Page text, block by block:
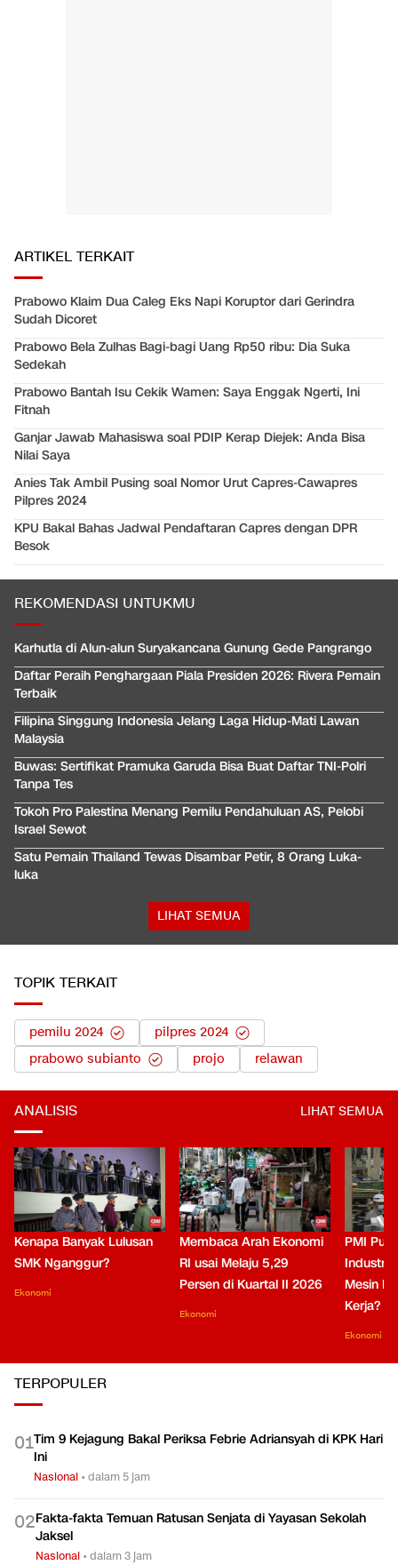
ARTIKEL TERKAIT
Prabowo Klaim Dua Caleg Eks Napi Koruptor dari Gerindra
Sudah Dicoret
Prabowo Bela Zulhas Bagi-bagi Uang Rp50 ribu: Dia Suka
Sedekah
Prabowo Bantah Isu Cekik Wamen: Saya Enggak Ngerti, Ini
Fitnah
Ganjar Jawab Mahasiswa soal PDIP Kerap Diejek: Anda Bisa
Nilai Saya
Anies Tak Ambil Pusing soal Nomor Urut Capres-Cawapres
Pilpres 2024
KPU Bakal Bahas Jadwal Pendaftaran Capres dengan DPR
Besok
REKOMENDASI UNTUKMU
Karhutla di Alun-alun Suryakancana Gunung Gede Pangrango
Daftar Peraih Penghargaan Piala Presiden 2026: Rivera Pemain
Terbaik
Filipina Singgung Indonesia Jelang Laga Hidup-Mati Lawan
Malaysia
Buwas: Sertifikat Pramuka Garuda Bisa Buat Daftar TNI-Polri
Tanpa Tes
Tokoh Pro Palestina Menang Pemilu Pendahuluan AS, Pelobi
Israel Sewot
Satu Pemain Thailand Tewas Disambar Petir, 8 Orang Luka-
luka
LIHAT SEMUA
TOPIK TERKAIT
pemilu 2024
pilpres 2024
prabowo subianto
projo relawan
ANALISIS LIHAT SEMUA
Kenapa Banyak Lulusan
SMK Nganggur?
Ekonomi
Membaca Arah Ekonomi
RI usai Melaju 5,29
Persen di Kuartal II 2026
Ekonomi
PMI
Industri
Mesin
Kerja?
Ekonomi
TERPOPULER
01Tim 9 Kejagung Bakal Periksa Febrie Adriansyah di KPK Hari
Ini
Nasional •dalam 5 jam
02Fakta-fakta Temuan Ratusan Senjata di Yayasan Sekolah
Jaksel
Nasional •dalam 3 jam